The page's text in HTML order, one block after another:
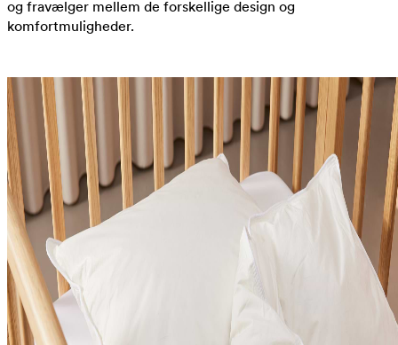
og fravælger mellem de forskellige design og
komfortmuligheder.